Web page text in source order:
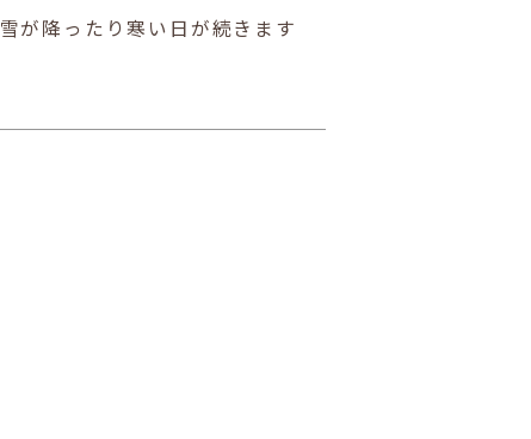
雪が降ったり寒い日が続きます